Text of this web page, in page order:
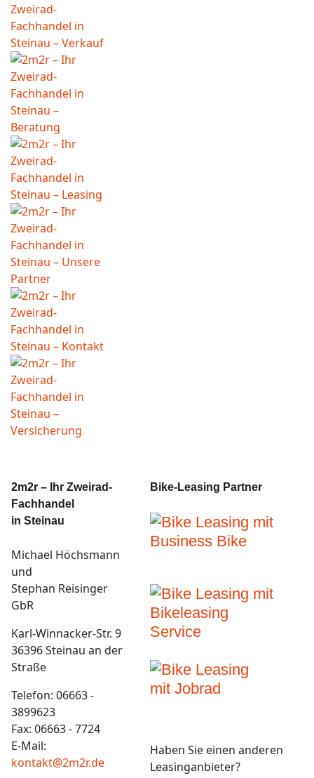
2m2r – Ihr Zweirad-
Fachhandel
in Steinau
Michael Höchsmann
und
Stephan Reisinger
GbR
Karl-Winnacker-Str. 9
36396 Steinau an der
Straße
Telefon: 06663 -
3899623
Fax: 06663 - 7724
E-Mail:
kontakt@2m2r.de
Bike-Leasing Partner
Haben Sie einen anderen
Leasinganbieter?